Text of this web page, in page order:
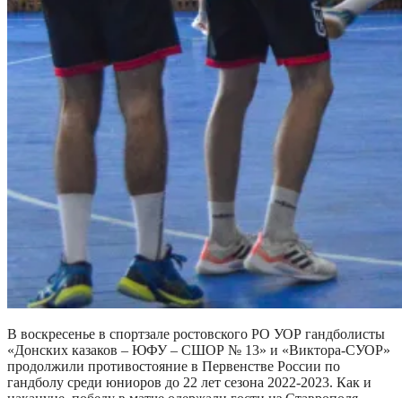
В воскресенье в спортзале ростовского РО УОР гандболисты
«Донских казаков – ЮФУ – СШОР № 13» и «Виктора-СУОР»
продолжили противостояние в Первенстве России по
гандболу среди юниоров до 22 лет сезона 2022-2023. Как и